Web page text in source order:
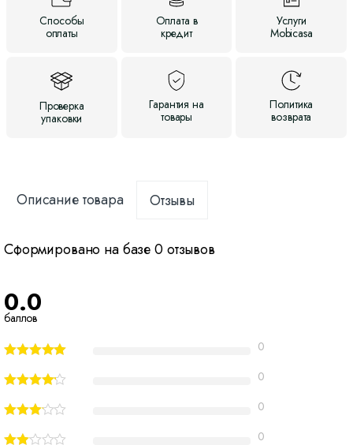
Способы
оплаты
Оплата в
кредит
Услуги
Mobicasa
Проверка
упаковки
Гарантияна
товары
Политика
возврата
Описание товара Отзывы
Сформировано на базе 0 отзывов
0.0
баллов
0
0
0
0